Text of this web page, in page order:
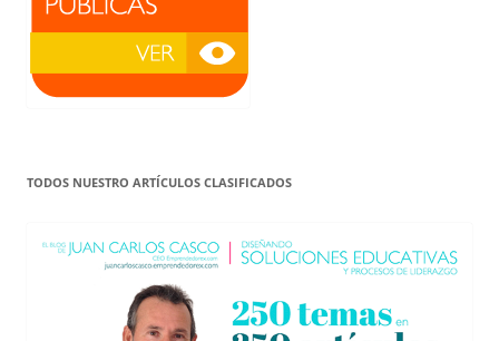
TODOS NUESTRO ARTÍCULOS CLASIFICADOS